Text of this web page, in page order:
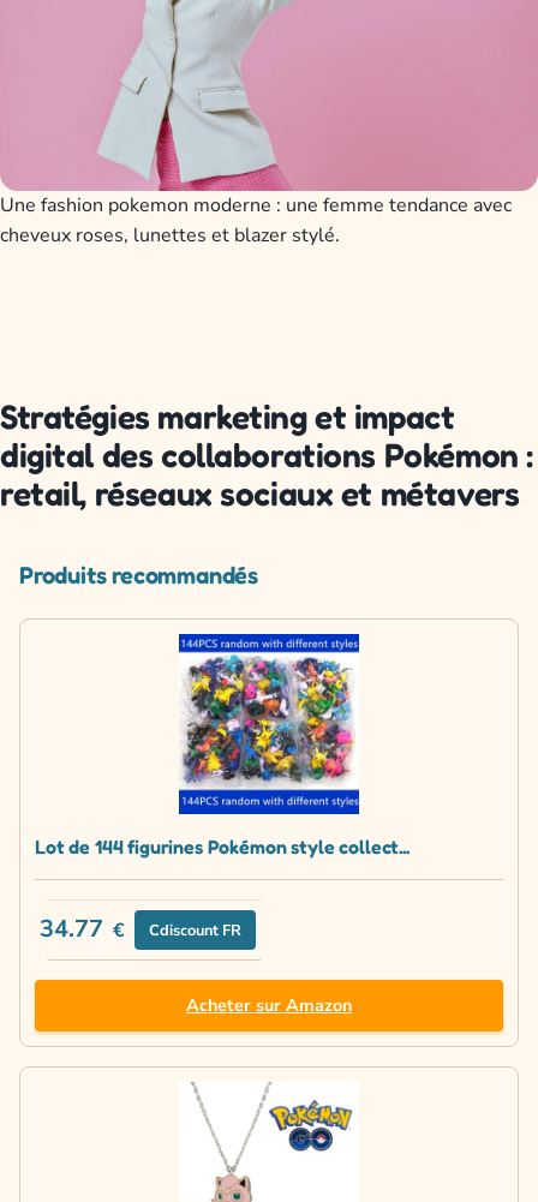
Une fashion pokemon moderne : une femme tendance avec
cheveux roses, lunettes et blazer stylé.
Stratégies marketing et impact
digital des collaborations Pokémon :
retail, réseaux sociaux et métavers
Produits recommandés
Lot de 144 figurines Pokémon style collect...
34.77 € Cdiscount FR
Acheter sur Amazon